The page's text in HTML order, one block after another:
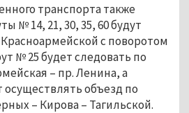
транспорта также
№ 14, 21, 30, 35, 60 будут
с поворотом
№ 25 будет следовать по
– пр. Ленина, а
объезд по
– Кирова – Тагильской.